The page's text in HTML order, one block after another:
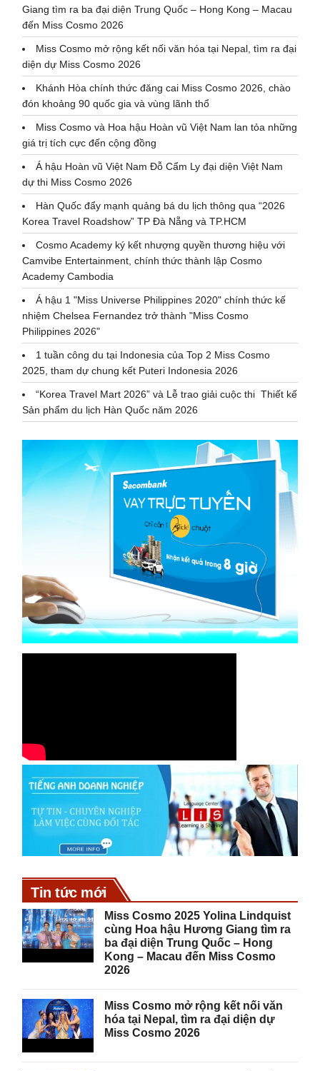
Giang tìm ra ba đại diện Trung Quốc – Hong Kong – Macau
đến Miss Cosmo 2026
Miss Cosmo mở rộng kết nối văn hóa tại Nepal, tìm ra đại
diện dự Miss Cosmo 2026
Khánh Hòa chính thức đăng cai Miss Cosmo 2026, chào
đón khoảng 90 quốc gia và vùng lãnh thổ
Miss Cosmo và Hoa hậu Hoàn vũ Việt Nam lan tỏa những
giá trị tích cực đến cộng đồng
Á hậu Hoàn vũ Việt Nam Đỗ Cẩm Ly đại diện Việt Nam
dự thi Miss Cosmo 2026
Hàn Quốc đẩy mạnh quảng bá du lịch thông qua “2026
Korea Travel Roadshow” TP Đà Nẵng và TP.HCM
Cosmo Academy ký kết nhượng quyền thương hiệu với
Camvibe Entertainment, chính thức thành lập Cosmo
Academy Cambodia
Á hậu 1 "Miss Universe Philippines 2020" chính thức kế
nhiệm Chelsea Fernandez trở thành "Miss Cosmo
Philippines 2026"
1 tuần công du tại Indonesia của Top 2 Miss Cosmo
2025, tham dự chung kết Puteri Indonesia 2026
“Korea Travel Mart 2026” và Lễ trao giải cuộc thi Thiết kế
Sản phẩm du lịch Hàn Quốc năm 2026
Tin tức mới
Miss Cosmo 2025 Yolina Lindquist
cùng Hoa hậu Hương Giang tìm ra
ba đại diện Trung Quốc – Hong
Kong – Macau đến Miss Cosmo
2026
Miss Cosmo mở rộng kết nối văn
hóa tại Nepal, tìm ra đại diện dự
Miss Cosmo 2026